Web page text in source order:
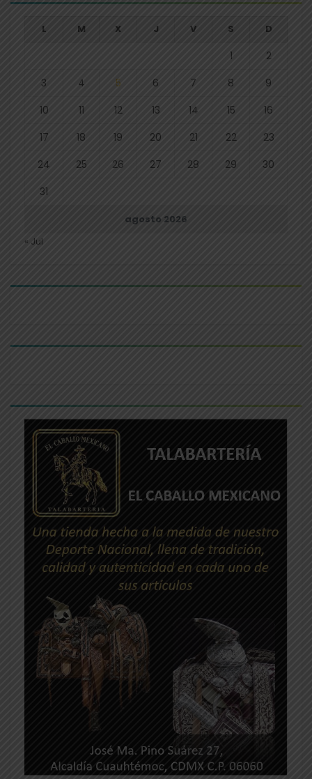
agosto 2026
L M X J V S D
1
2
3
4 5 6 7 8
9
10
11 12 13 14 15
16
17
18 19 20 21 22
23
24
25 26 27 28 29
30
31
« Jul